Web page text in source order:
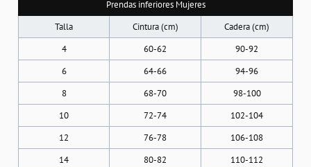
Prendas inferiores Mujeres
Talla
Cintura (cm)
Cadera (cm)
4
60-62
90-92
6
64-66
94-96
8
68-70
98-100
10
72-74
102-104
12
76-78
106-108
14
80-82
110-112